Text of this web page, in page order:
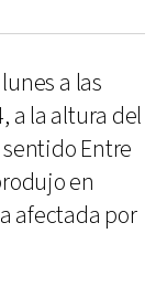
a las
a la altura del
Entre
en
afectada por